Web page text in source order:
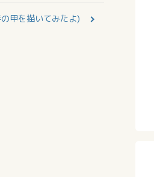
甲を描いてみたよ)